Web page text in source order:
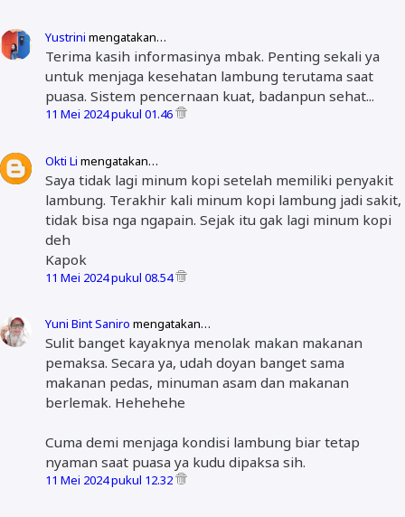
Yustrini mengatakan…
Terima kasih informasinya mbak. Penting sekali ya
untuk menjaga kesehatan lambung terutama saat
puasa. Sistem pencernaan kuat, badanpun sehat...
11 Mei 2024 pukul 01.46
Okti Li mengatakan…
Saya tidak lagi minum kopi setelah memiliki penyakit
lambung. Terakhir kali minum kopi lambung jadi sakit,
tidak bisa nga ngapain. Sejak itu gak lagi minum kopi
deh
Kapok
11 Mei 2024 pukul 08.54
Yuni Bint Saniro mengatakan…
Sulit banget kayaknya menolak makan makanan
pemaksa. Secara ya, udah doyan banget sama
makanan pedas, minuman asam dan makanan
berlemak. Hehehehe
Cuma demi menjaga kondisi lambung biar tetap
nyaman saat puasa ya kudu dipaksa sih.
11 Mei 2024 pukul 12.32